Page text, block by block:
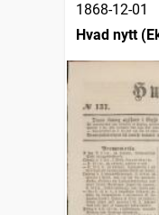
1868-12-01
Hvad nytt